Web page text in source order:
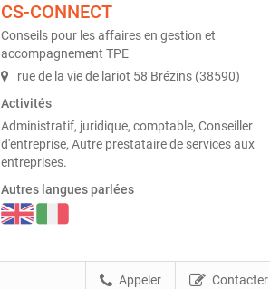
CS-CONNECT
Conseils pour les affaires en gestion et
accompagnement TPE
rue de la vie de lariot 58 Brézins (38590)
Activités
Administratif, juridique, comptable, Conseiller
d'entreprise, Autre prestataire de services aux
entreprises.
Autres langues parlées
Contacter
Appeler